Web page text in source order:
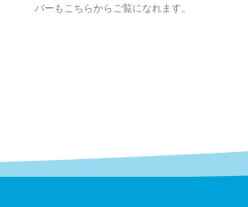
バーもこちらからご覧になれます。